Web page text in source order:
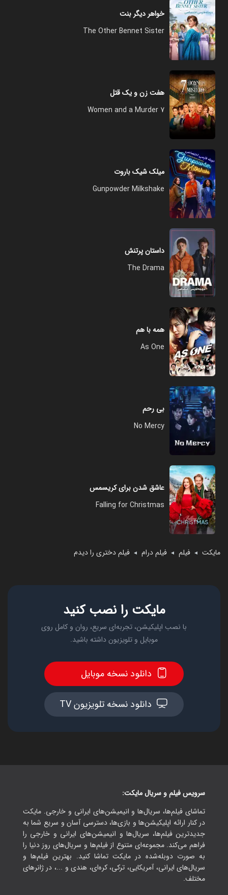
مایکت ◄ فیلم ◄ فیلم درام ◄ فیلم دختری را دیدم
خواهر دیگر بنت
The Other Bennet Sister
هفت زن و یک قتل
7 Women and a Murder
میلک شیک باروت
Gunpowder Milkshake
داستان پرتنش
The Drama
همه با هم
As One
بی رحم
No Mercy
عاشق شدن برای کریسمس
Falling for Christmas
مایکت را نصب کنید
با نصب اپلیکیشن، تجربه‌ای سریع، روان و کامل روی
موبایل و تلویزیون داشته باشید.
دانلود نسخه موبایل
دانلود نسخه تلویزیون TV
سرویس فیلم و سریال مایکت:
تماشای فیلم‌ها، سریال‌ها و انیمیشن‌های ایرانی و خارجی. مایکت
در کنار ارائه اپلیکیشن‌ها و بازی‌ها، دسترسی آسان و سریع شما به
جدیدترین فیلم‌ها، سریال‌ها و انیمیشن‌های ایرانی و خارجی را
فراهم می‌کند. مجموعه‌ای متنوع از فیلم‌ها و سریال‌های روز دنیا را
به صورت دوبله‌شده در مایکت تماشا کنید. بهترین فیلم‌ها و
سریال‌های ایرانی، آمریکایی، ترکی، کره‌ای، هندی و ...، در ژانرهای
مختلف.